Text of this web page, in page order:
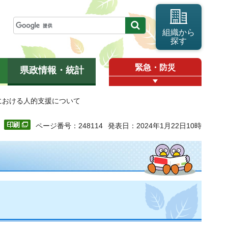
組織から
探す
県政情報・統計 緊急・防災
ける人的支援について
ページ番号：248114 発表日：2024年1月22日10時